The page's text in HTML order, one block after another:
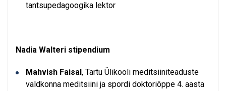
tantsupedagoogika lektor
Nadia Walteri stipendium
Mahvish Faisal , Tartu Ülikooli meditsiiniteaduste
valdkonna meditsiini ja spordi doktoriõppe 4. aasta